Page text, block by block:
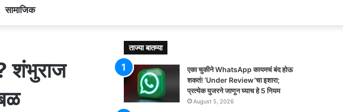
सामाजिक
शंभुराज
ताज्या बातम्या
एका चुकीने WhatsApp कायमचं बंद होऊ
शकतं! ‘Under Review’चा इशारा;
प्रत्येक युजरने जाणून घ्याच हे 5 नियम
August 5, 2026